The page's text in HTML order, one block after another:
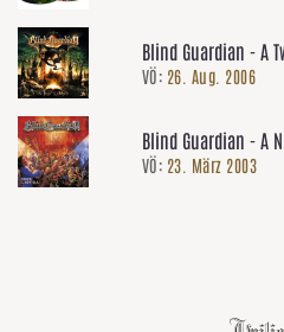
Blind Guardian - A
VÖ: 26. Aug. 2006
Blind Guardian - A
VÖ: 23. März 2003